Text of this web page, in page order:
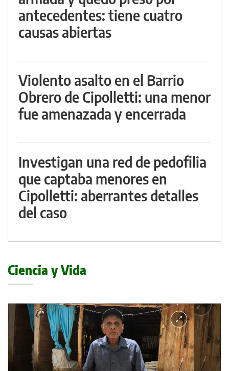
antecedentes: tiene cuatro
causas abiertas
Violento asalto en el Barrio
Obrero de Cipolletti: una menor
fue amenazada y encerrada
Investigan una red de pedofilia
que captaba menores en
Cipolletti: aberrantes detalles
del caso
Ciencia y Vida